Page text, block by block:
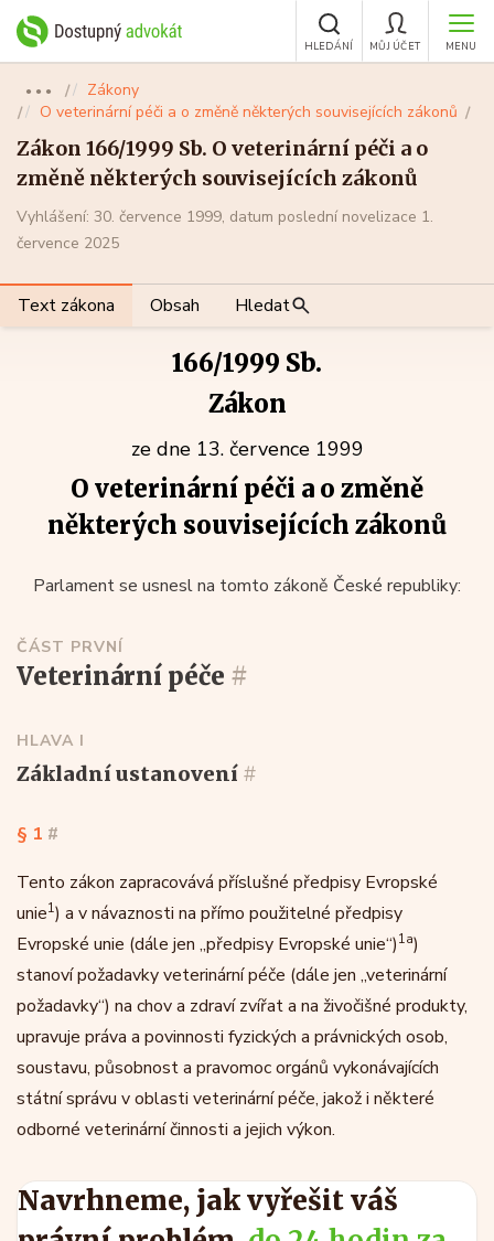
MENU
MŮJ ÚČET
HLEDÁNÍ
●●●
Zákony
O veterinární péči a o změně některých souvisejících zákonů
Zákon 166/1999 Sb. O veterinární péči a o
změně některých souvisejících zákonů
Vyhlášení: 30. července 1999, datum poslední novelizace 1.
července 2025
Text zákona Obsah Hledat
166/1999 Sb.
Zákon
ze dne 13. července 1999
O veterinární péči a o změně
některých souvisejících zákonů
Parlament se usnesl na tomto zákoně České republiky:
ČÁST PRVNÍ
veterinární péče #
HLAVA I
základní ustanovení #
§ 1 #
Tento zákon zapracovává příslušné předpisy Evropské
unie1) a v návaznosti na přímo použitelné předpisy
Evropské unie (dále jen „předpisy Evropské unie“)1a)
stanoví požadavky veterinární péče (dále jen „veterinární
požadavky“) na chov a zdraví zvířat a na živočišné produkty,
upravuje práva a povinnosti fyzických a právnických osob,
soustavu, působnost a pravomoc orgánů vykonávajících
státní správu v oblasti veterinární péče, jakož i některé
odborné veterinární činnosti a jejich výkon.
Navrhneme, jak vyřešit váš